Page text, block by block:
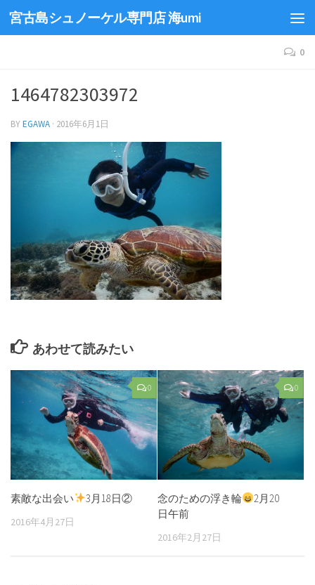
宮古島シュノーケル専門店 海umi
0
1464782303972
BYEGAWA · 2016年6月1日
あわせて読みたい
0
素敵な出会い 3月18日②
2016年4月27日
0
念のための浮き輪
2月20
日午前
2016年2月27日